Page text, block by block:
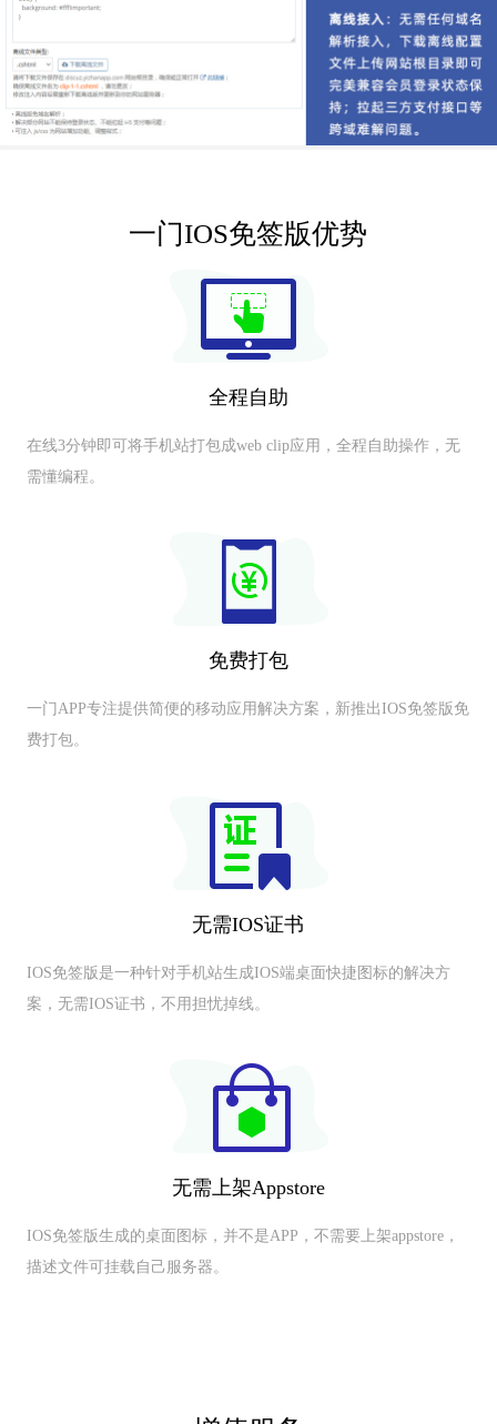
一门IOS免签版优势
全程自助
在线3分钟即可将手机站打包成web clip应用，全程自助操作，无
需懂编程。
免费打包
一门APP专注提供简便的移动应用解决方案，新推出IOS免签版免
费打包。
无需IOS证书
IOS免签版是一种针对手机站生成IOS端桌面快捷图标的解决方
案，无需IOS证书，不用担忧掉线。
无需上架Appstore
IOS免签版生成的桌面图标，并不是APP，不需要上架appstore，
描述文件可挂载自己服务器。